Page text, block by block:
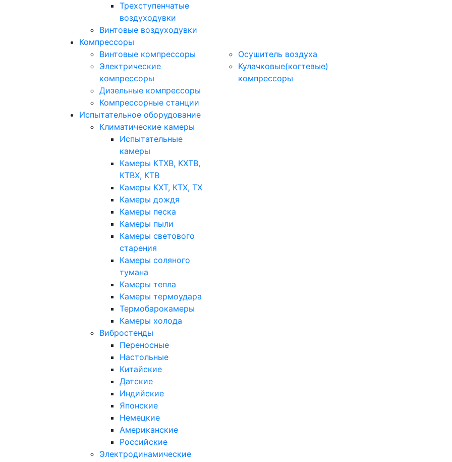
Трехступенчатые
воздуходувки
Винтовые воздуходувки
Компрессоры
Винтовые компрессоры
Электрические
компрессоры
Дизельные компрессоры
Компрессорные станции
Осушитель воздуха
Кулачковые(когтевые)
компрессоры
Испытательное оборудование
Климатические камеры
Испытательные
камеры
Камеры КТХВ, КХТВ,
КТВХ, КТВ
Камеры КХТ, КТХ, ТХ
Камеры дождя
Камеры песка
Камеры пыли
Камеры светового
старения
Камеры соляного
тумана
Камеры тепла
Камеры термоудара
Термобарокамеры
Камеры холода
Вибростенды
Переносные
Настольные
Китайские
Датские
Индийские
Японские
Немецкие
Американские
Российские
Электродинамические